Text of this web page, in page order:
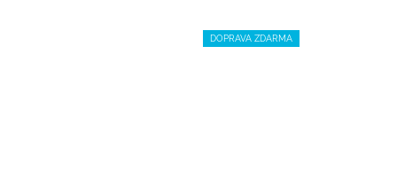
DOPRAVA ZDARMA